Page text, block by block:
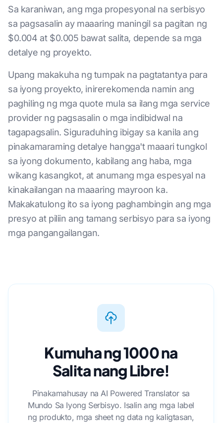
Sa karaniwan, ang mga propesyonal na serbisyo
sa pagsasalin ay maaaring maningil sa pagitan ng
$0.004 at $0.005 bawat salita, depende sa mga
detalye ng proyekto.
Upang makakuha ng tumpak na pagtatantya para
sa iyong proyekto, inirerekomenda namin ang
paghiling ng mga quote mula sa ilang mga service
provider ng pagsasalin o mga indibidwal na
tagapagsalin. Siguraduhing ibigay sa kanila ang
pinakamaraming detalye hangga't maaari tungkol
sa iyong dokumento, kabilang ang haba, mga
wikang kasangkot, at anumang mga espesyal na
kinakailangan na maaaring mayroon ka.
Makakatulong ito sa iyong paghambingin ang mga
presyo at piliin ang tamang serbisyo para sa iyong
mga pangangailangan.
Kumuha ng 1000 na
Salita nang Libre!
Pinakamahusay na AI Powered Translator sa
Mundo Sa Iyong Serbisyo. Isalin ang mga label
ng produkto, mga sheet ng data ng kaligtasan,